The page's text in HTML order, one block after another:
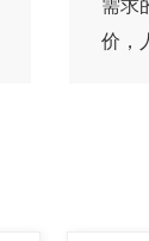
需求
价，